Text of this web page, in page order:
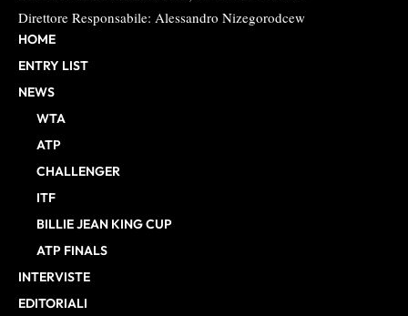
Direttore Responsabile: Alessandro Nizegorodcew
HOME
ENTRY LIST
NEWS
WTA
ATP
CHALLENGER
ITF
BILLIE JEAN KING CUP
ATP FINALS
INTERVISTE
EDITORIALI